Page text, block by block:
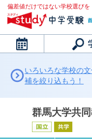
偏差値だけではない学校選びを
カレンダー
いろいろな学校の
補を絞り込もう！
群馬大学共